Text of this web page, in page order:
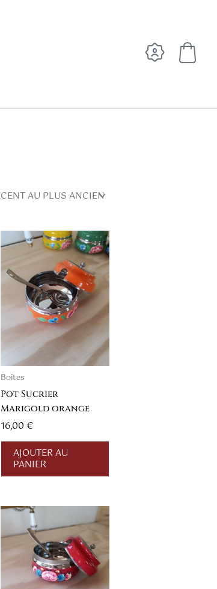
Boîtes
Pot Sucrier
Marigold orange
16,00€
AJOUTER AU
PANIER